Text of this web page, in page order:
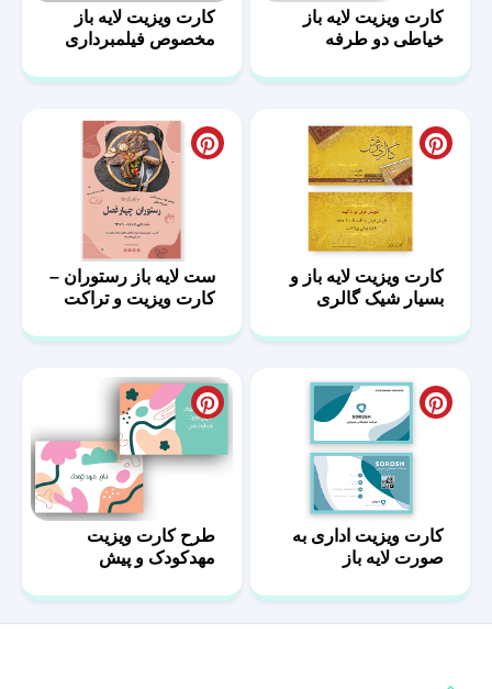
کارت ویزیت لایه باز
خیاطی دو طرفه
کارت ویزیت لایه باز
مخصوص فیلمبرداری
کارت ویزیت لایه باز و
بسیار شیک گالری
ست لایه باز رستوران –
کارت ویزیت و تراکت
کارت ویزیت اداری به
صورت لایه باز
طرح کارت ویزیت
مهدکودک و پیش